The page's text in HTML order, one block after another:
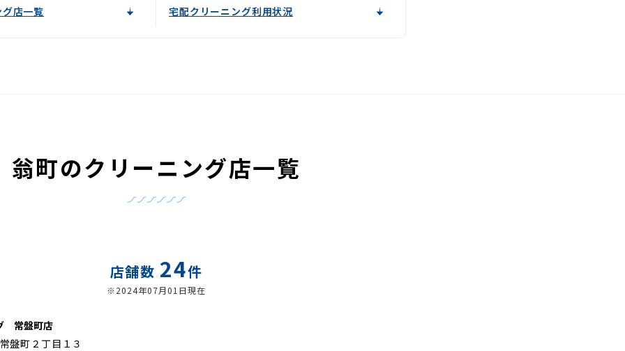
店一覧 宅配クリーニング利用状況
翁町のクリーニング店一覧
店舗数 24件
※2024年07月01日現在
常盤町店
盤町２丁目１３